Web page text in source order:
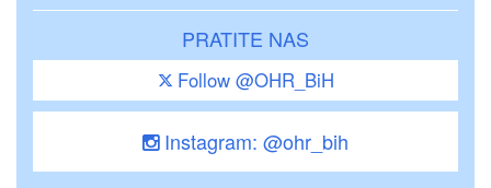
PRATITE NAS
Follow @OHR_BiH
Instagram: @ohr_bih